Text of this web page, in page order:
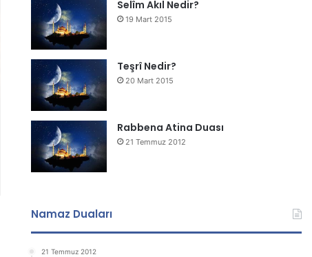
Selîm Akıl Nedir?
19 Mart 2015
Teşrî Nedir?
20 Mart 2015
Rabbena Atina Duası
21 Temmuz 2012
Namaz Duaları
21 Temmuz 2012